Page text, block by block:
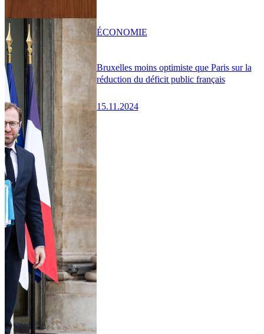
Bruxelles moins optimiste que Paris sur la
réduction du déficit public français
15.11.2024
ÉCONOMIE